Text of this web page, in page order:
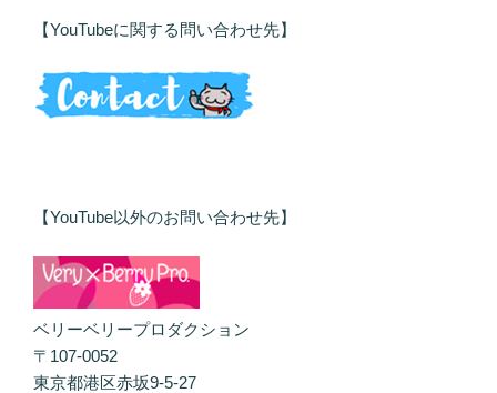
【YouTubeに関する問い合わせ先】
【YouTube以外のお問い合わせ先】
ベリーベリープロダクション
〒107-0052
東京都港区赤坂9-5-27